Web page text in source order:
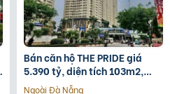
Bán căn hộ THE PRIDE giá
5.390 tỷ, diện tích 103m2,
tầng 25, 3 phòng ngủ
Ngoài Đà Nẵng